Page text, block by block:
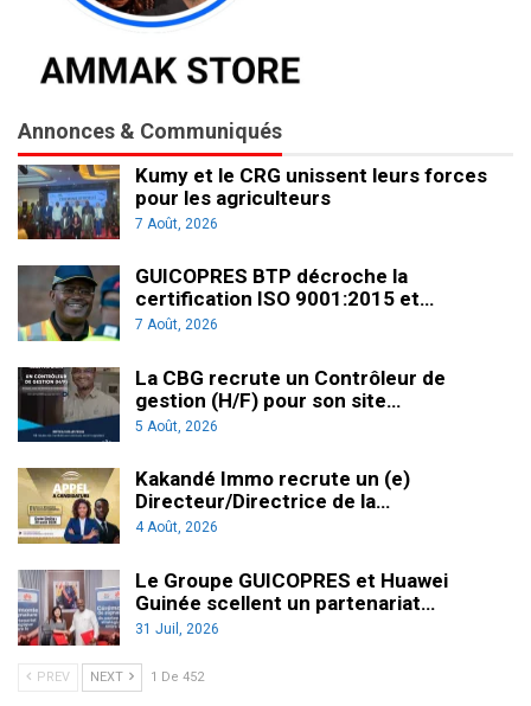
Annonces & Communiqués
Kumy et le CRG unissent leurs forces
pour les agriculteurs
7 Août, 2026
GUICOPRES BTP décroche la
certification ISO 9001:2015 et…
7 Août, 2026
La CBG recrute un Contrôleur de
gestion (H/F) pour son site…
5 Août, 2026
Kakandé Immo recrute un (e)
Directeur/Directrice de la…
4 Août, 2026
Le Groupe GUICOPRES et Huawei
Guinée scellent un partenariat…
31 Juil, 2026
PREV NEXT 1 De 452